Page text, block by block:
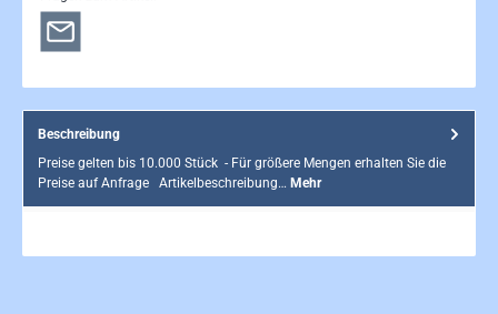
Beschreibung
Preise gelten bis 10.000 Stück - Für größere Mengen erhalten Sie die
Preise auf Anfrage Artikelbeschreibung… Mehr